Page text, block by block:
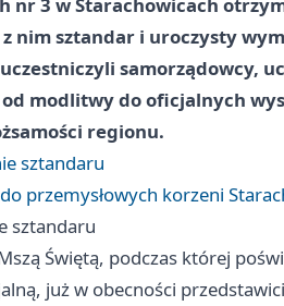
nr 3 w Starachowicach
z nim sztandar i uroczysty
samorządowcy,
od modlitwy do oficjalnych
regionu.
sztandaru
przemysłowych korzeni
sztandaru
Świętą, podczas której
już w obecności